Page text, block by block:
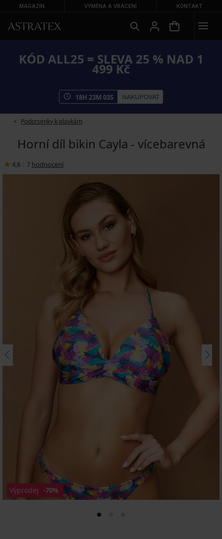
MAGAZÍN VÝMĚNA A VRÁCENÍ KONTAKT
KÓD ALL25 = SLEVA 25 % NAD 1
499 Kč
18H 23M 03S NAKUPOVAT
Podprsenky k plavkám
Horní díl bikin Cayla - vícebarevná
4,6 7 hodnocení
Výprodej -70%